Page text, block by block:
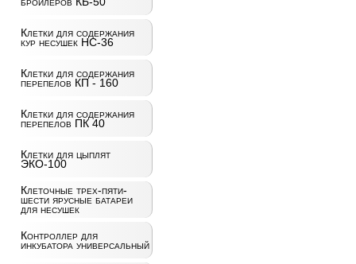
Клетки для содержания
кур несушек НС-36
Клетки для содержания
перепелов КП - 160
Клетки для содержания
перепелов ПК 40
Клетки для цыплят
ЭКО-100
Клеточные трех-пяти-
шести ярусные батареи
для несушек
Контроллер для
инкубатора универсальный